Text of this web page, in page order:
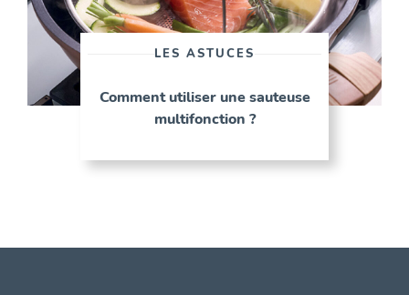
LES ASTUCES
Comment utiliser une sauteuse
multifonction ?